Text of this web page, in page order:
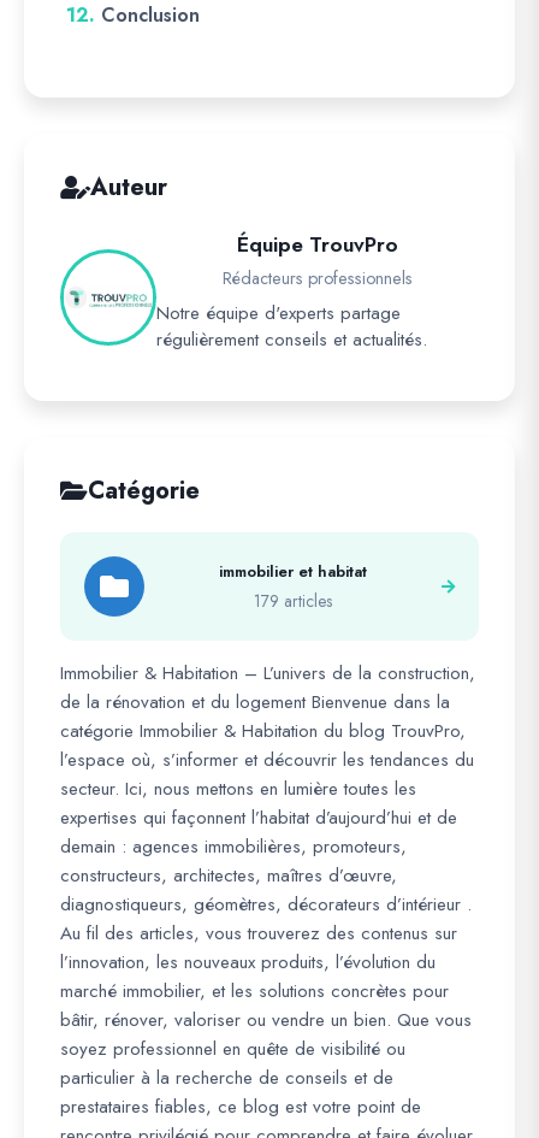
12. Conclusion
Auteur
Équipe TrouvPro
Rédacteurs professionnels
Notre équipe d'experts partage
régulièrement conseils et actualités.
Catégorie
immobilier et habitat
179 articles
Immobilier & Habitation – L’univers de la construction,
de la rénovation et du logement Bienvenue dans la
catégorie Immobilier & Habitation du blog TrouvPro,
l’espace où, s’informer et découvrir les tendances du
secteur. Ici, nous mettons en lumière toutes les
expertises qui façonnent l’habitat d’aujourd’hui et de
demain : agences immobilières, promoteurs,
constructeurs, architectes, maîtres d’œuvre,
diagnostiqueurs, géomètres, décorateurs d’intérieur .
Au fil des articles, vous trouverez des contenus sur
l’innovation, les nouveaux produits, l’évolution du
marché immobilier, et les solutions concrètes pour
bâtir, rénover, valoriser ou vendre un bien. Que vous
soyez professionnel en quête de visibilité ou
particulier à la recherche de conseils et de
prestataires fiables, ce blog est votre point de